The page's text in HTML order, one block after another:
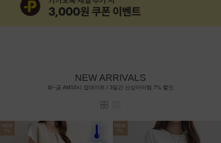
NEW ARRIVALS
화~금 AM10시 업데이트 / 3일간 신상아이템 7% 할인
NEW
7%
NEW
7%